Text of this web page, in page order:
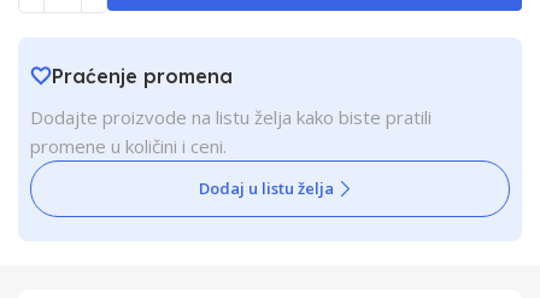
Praćenje promena
Dodajte proizvode na listu želja kako biste pratili
promene u količini i ceni.
Dodaj u listu želja